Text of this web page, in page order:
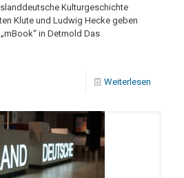
Kulturgeschichte
Klute und Ludwig Hecke geben
in Detmold Das
Weiterlesen